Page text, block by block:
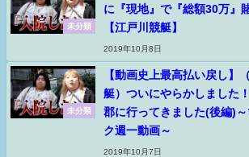
未分類
に『現地』で『総額30万』
【江戸川競艇】
2019年10月8日
未分類
【動画史上最高払い戻し】
艇）ついにやらかしました
郡に行ってきました(後編)
ク週一動画～
2019年10月7日